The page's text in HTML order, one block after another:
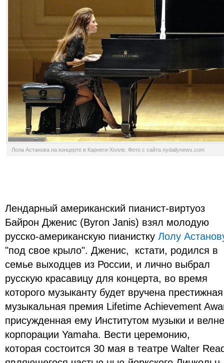
Лола Астанова на концерте в Карнеги-Холле. Фото с сайта nydailynews.com
Лендарный американский пианист-виртуоз
Байрон Дженис (Byron Janis) взял молодую
русско-американскую пианистку Лолу
"под свое крыло". Дженис, кстати, родился в
семье выходцев из России, и лично выбрал
русскую красавицу для концерта, во время
которого музыканту будет вручена престижная
музыкальная премия Lifetime Achievement
присужденная ему Институтом музыки и
корпорации Yamaha. Вести церемонию,
которая состоится 30 мая в театре Walter